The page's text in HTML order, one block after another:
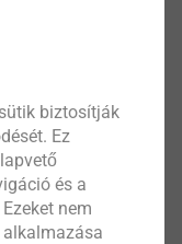
biztosítják
Ez
és a
nem
alkalmazása